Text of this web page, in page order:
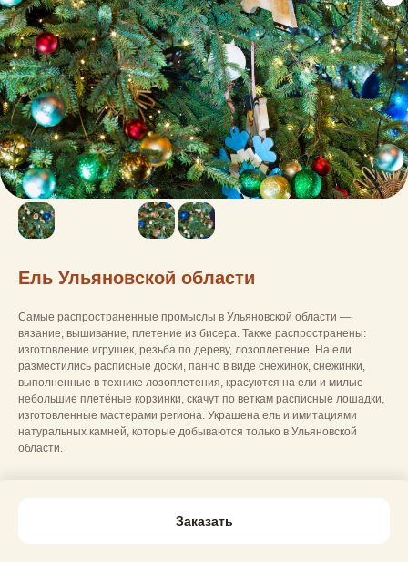
Ель Ульяновской области
Заказать
Самые распространенные промыслы в Ульяновской области —
вязание, вышивание, плетение из бисера. Также распространены:
изготовление игрушек, резьба по дереву, лозоплетение. На ели
разместились расписные доски, панно в виде снежинок, снежинки,
выполненные в технике лозоплетения, красуются на ели и милые
небольшие плетёные корзинки, скачут по веткам расписные лошадки,
изготовленные мастерами региона. Украшена ель и имитациями
натуральных камней, которые добываются только в Ульяновской
области.